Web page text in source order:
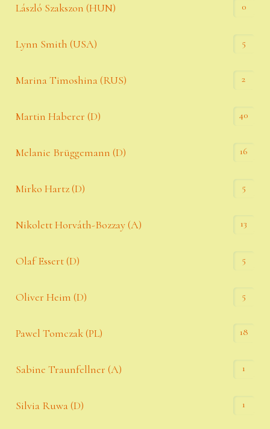
László Szakszon (HUN) 0
Lynn Smith (USA) 5
Marina Timoshina (RUS) 2
Martin Haberer (D) 40
Melanie Brüggemann (D) 16
Mirko Hartz (D) 5
Nikolett Horváth-Bozzay (A) 13
Olaf Essert (D) 5
Oliver Heim (D) 5
Pawel Tomczak (PL) 18
Sabine Traunfellner (A) 1
Silvia Ruwa (D) 1